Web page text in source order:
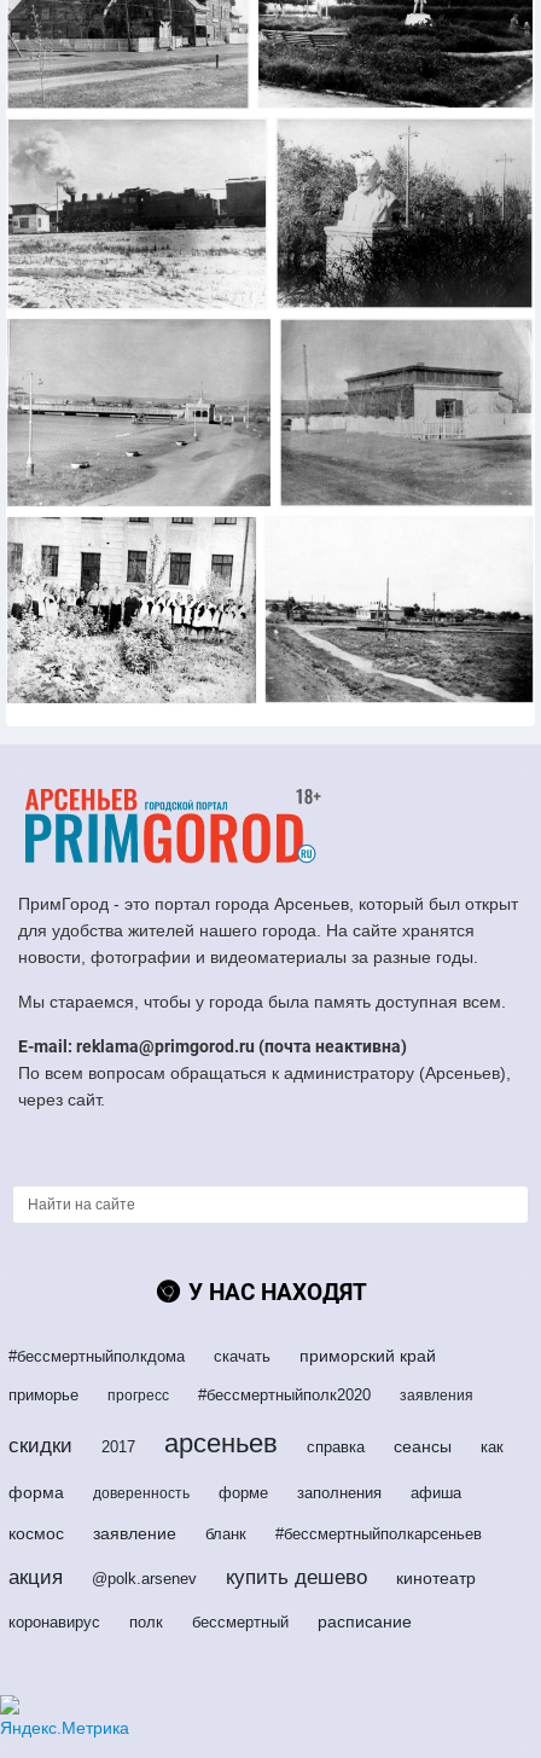
ПримГород - это портал города Арсеньев, который был открыт
для удобства жителей нашего города. На сайте хранятся
новости, фотографии и видеоматериалы за разные годы.
Мы стараемся, чтобы у города была память доступная всем.
E-mail: reklama@primgorod.ru (почта неактивна)
По всем вопросам обращаться к администратору (Арсеньев),
через сайт.
У НАС НАХОДЯТ
#бессмертныйполкдома скачать приморский край
приморье прогресс #бессмертныйполк2020 заявления
скидки 2017 арсеньев справка сеансы как
форма доверенность форме заполнения афиша
космос заявление бланк #бессмертныйполкарсеньев
акция @polk.arsenev купить дешево кинотеатр
коронавирус полк бессмертный расписание